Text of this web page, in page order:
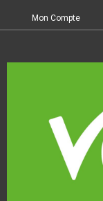
Mon Compte